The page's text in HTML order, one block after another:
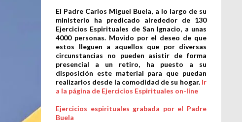
El Padre Carlos Miguel Buela, a lo largo de su
ministerio ha predicado alrededor de 130
Ejercicios Espirituales de San Ignacio, a unas
4000 personas. Movido por el deseo de que
estos lleguen a aquellos que por diversas
circunstancias no pueden asistir de forma
presencial a un retiro, ha puesto a su
disposición este material para que puedan
realizarlos desde la comodidad de su hogar. Ir
a la página de Ejercicios Espirituales on-line
Ejercicios espirituales grabada por el Padre
Buela